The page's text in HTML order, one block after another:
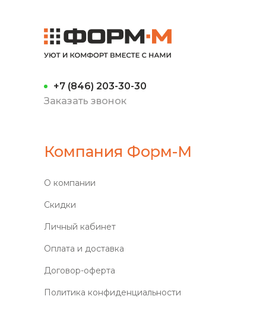
+7 (846) 203-30-30
Заказать звонок
Компания Форм-М
О компании
Скидки
Личный кабинет
Оплата и доставка
Договор-оферта
Политика конфиденциальности